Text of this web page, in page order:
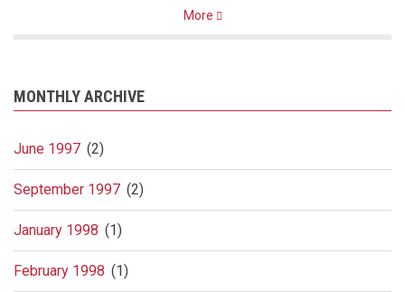
More
MONTHLY ARCHIVE
June 1997 (2)
September 1997 (2)
January 1998 (1)
February 1998 (1)